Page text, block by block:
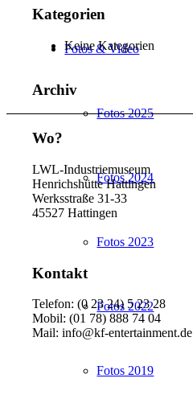
Fotos & Video
Fotos 2025
Fotos 2024
Fotos 2023
Fotos 2022
Fotos 2019
Kategorien
Keine Kategorien
Archiv
Wo?
LWL-Industriemuseum
Henrichshütte Hattingen
Werksstraße 31-33
45527 Hattingen
Kontakt
Telefon: (0 23 24) 5 23 28
Mobil: (01 78) 888 74 04
Mail: info@kf-entertainment.de